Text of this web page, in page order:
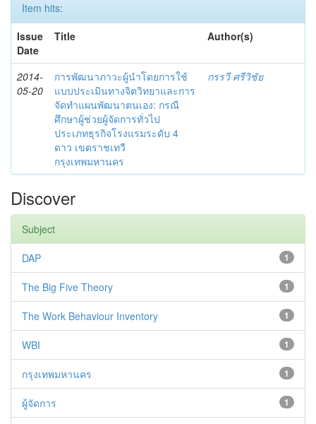
Item hits:
Issue
Date
Title Author(s)
2014-
05-20
การพัฒนาภาวะผู้นำโดยการใช้
แบบประเมินทางจิตวิทยาและการ
จัดทำแผนพัฒนาตนเอง: กรณี
ศึกษาผู้ช่วยผู้จัดการทั่วไป
ประเภทธุรกิจโรงแรมระดับ 4
ดาว เขตราชเทวี
กรุงเทพมหานคร
กรรวี ศรีวิชัย
Discover
Subject
1
DAP
1
The Big Five Theory
1
The Work Behaviour Inventory
1
WBI
1
กรุงเทพมหานคร
1
ผู้จัดการ